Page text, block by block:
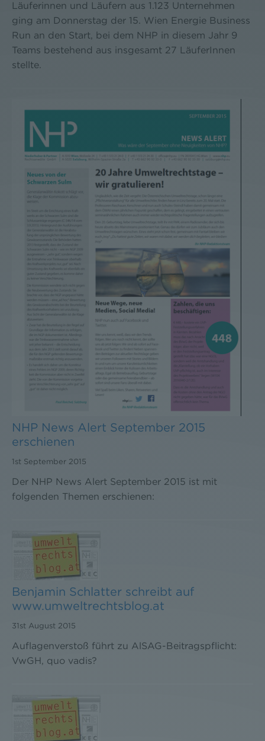
Läuferinnen und Läufern aus 1.123 Unternehmen
ging am Donnerstag der 15. Wien Energie Business
Run an den Start, bei dem NHP in diesem Jahr 9
Teams bestehend aus insgesamt 27 LäuferInnen
stellte.
NHP News Alert September 2015
erschienen
1st September 2015
Der NHP News Alert September 2015 ist mit
folgenden Themen erschienen:
Benjamin Schlatter schreibt auf
www.umweltrechtsblog.at
31st August 2015
Auflagenverstoß führt zu AlSAG-Beitragspflicht:
VwGH, quo vadis?